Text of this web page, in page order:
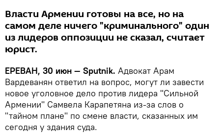
Власти Армении готовы на все, но на
самом деле ничего "криминального" один
из лидеров оппозиции не сказал, считает
юрист.
ЕРЕВАН, 30 июн — Sputnik. Адвокат Арам
Вардеванян ответил на вопрос, могут ли завести
новое уголовное дело против лидера "Сильной
Армении" Самвела Карапетяна из-за слов о
"тайном плане" по смене власти, сказанных им
сегодня у здания суда.